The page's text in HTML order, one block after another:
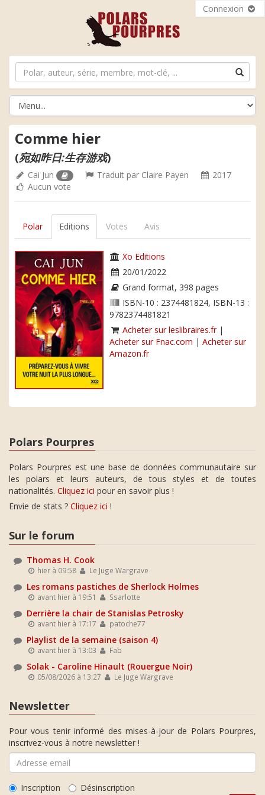
Connexion
Comme hier
(宛如昨日:生存游戏)
Cai Jun Traduit par Claire Payen
2017
Aucun vote
Polar Editions Votes Avis
Xo Editions
20/01/2022
Grand format, 398 pages
ISBN-10 : 2374481824, ISBN-13 :
9782374481821
Acheter sur leslibraires.fr|
Acheter sur Fnac.com | Acheter sur
Amazon.fr
Polars Pourpres
Polars Pourpres est une base de données communautaire sur
les polars et leurs auteurs, de tous styles et de toutes
nationalités. Cliquez ici pour en savoir plus !
Envie de stats ? Cliquez ici !
Sur le forum
Thomas H. Cook
hier à 09:58 Le Juge Wargrave
Les romans pastiches de Sherlock Holmes
avant hier à 19:51 Ssarlotte
Derrière la chair de Stanislas Petrosky
avant hier à 17:17 patoche77
Playlist de la semaine (saison 4)
avant hier à 13:03 Fab
Solak - Caroline Hinault (Rouergue Noir)
05/08/2026 à 13:27 Le Juge Wargrave
Newsletter
Pour vous tenir informé des mises-à-jour de Polars Pourpres,
inscrivez-vous à notre newsletter !
Inscription Désinscription